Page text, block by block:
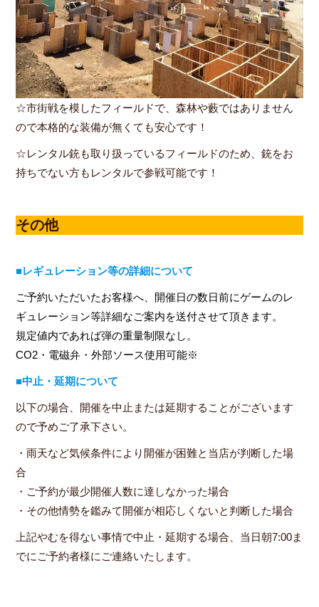
☆市街戦を模したフィールドで、森林や藪ではありません
ので本格的な装備が無くても安心です！
☆レンタル銃も取り扱っているフィールドのため、銃をお
持ちでない方もレンタルで参戦可能です！
その他
■レギュレーション等の詳細について
ご予約いただいたお客様へ、開催日の数日前にゲームのレ
ギュレーション等詳細なご案内を送付させて頂きます。
規定値内であれば弾の重量制限なし。
CO2・電磁弁・外部ソース使用可能※
■中止・延期について
以下の場合、開催を中止または延期することがございます
ので予めご了承下さい。
・雨天など気候条件により開催が困難と当店が判断した場
合
・ご予約が最少開催人数に達しなかった場合
・その他情勢を鑑みて開催が相応しくないと判断した場合
上記やむを得ない事情で中止・延期する場合、当日朝7:00ま
でにご予約者様にご連絡いたします。